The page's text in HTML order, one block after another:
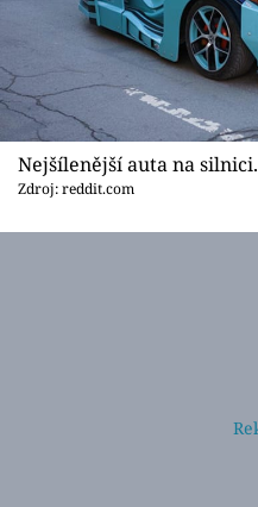
Nejšílenější auta na silnici.
Zdroj: reddit.com